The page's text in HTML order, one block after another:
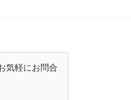
気軽にお問合